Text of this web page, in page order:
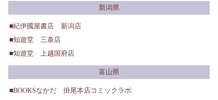
新潟県
紀伊國屋書店 新潟店
知遊堂 三条店
知遊堂 上越国府店
富山県
BOOKSなかだ 掛尾本店コミックラボ